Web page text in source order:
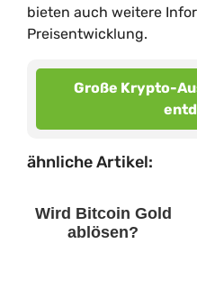
bieten auch weitere
Preisentwicklung.
Große Krypto-
ähnliche Artikel:
Wird Bitcoin Gold
ablösen?